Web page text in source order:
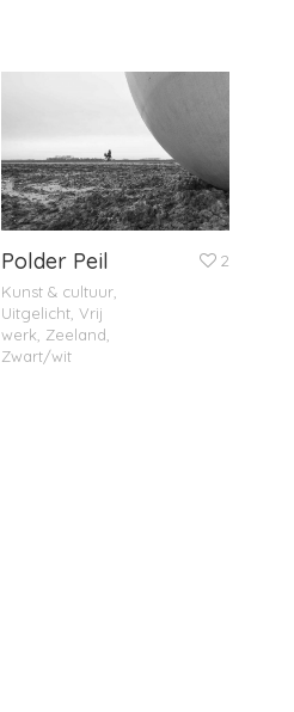
2
Polder Peil
Kunst & cultuur
Uitgelicht ,Vrij
werk Zeeland
Zwart/wit